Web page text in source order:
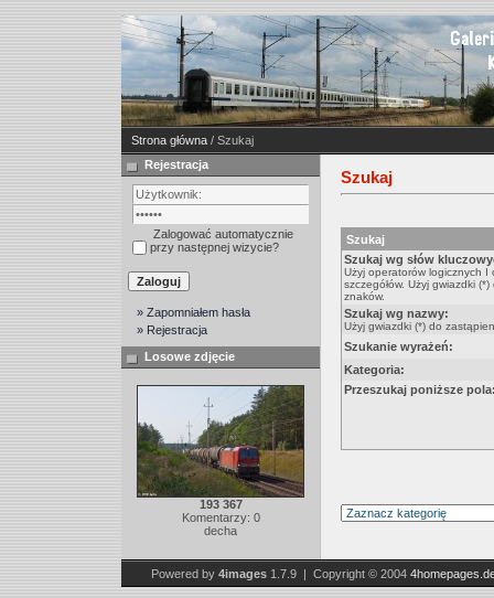
Strona główna / Szukaj
Rejestracja
Zalogować automatycznie
przy następnej wizycie?
» Zapomniałem hasła
» Rejestracja
Losowe zdjęcie
193 367
Komentarzy: 0
decha
Szukaj
Szukaj
Szukaj wg słów
Użyj operatorów logicznych I
szczegółów. Użyj gwiazdki
znaków.
Szukaj wg nazwy:
Użyj gwiazdki (*) do
Szukanie wyrażeń:
Kategoria:
Przeszukaj poniższe
Powered by 4images 1.7.9 | Copyright © 2004